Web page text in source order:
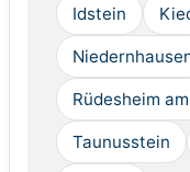
Idstein
Rüdesheim
Taunusstein